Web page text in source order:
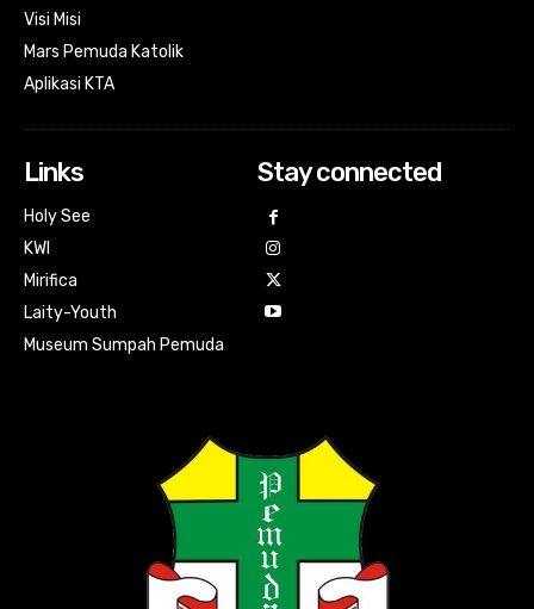
Visi Misi
Mars Pemuda Katolik
Aplikasi KTA
Links
Holy See
KWI
Mirifica
Laity-Youth
Museum Sumpah Pemuda
Stay connected